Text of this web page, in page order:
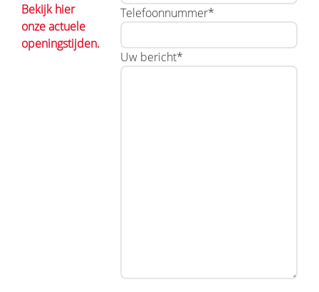
Bekijk hier
onze actuele
openingstijden.
Telefoonnummer*
Uw bericht*